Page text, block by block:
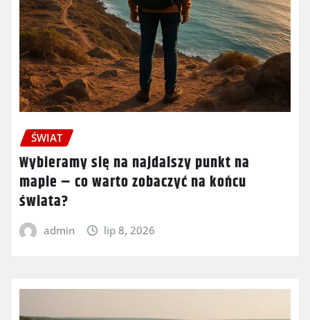
ŚWIAT
Wybieramy się na najdalszy punkt na
mapie – co warto zobaczyć na końcu
świata?
admin lip 8, 2026